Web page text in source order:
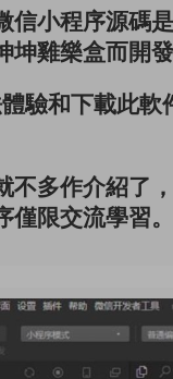
信小程序源碼
坤雞樂盒而開
驗和下載此
不多作介紹了
僅限交流學習。